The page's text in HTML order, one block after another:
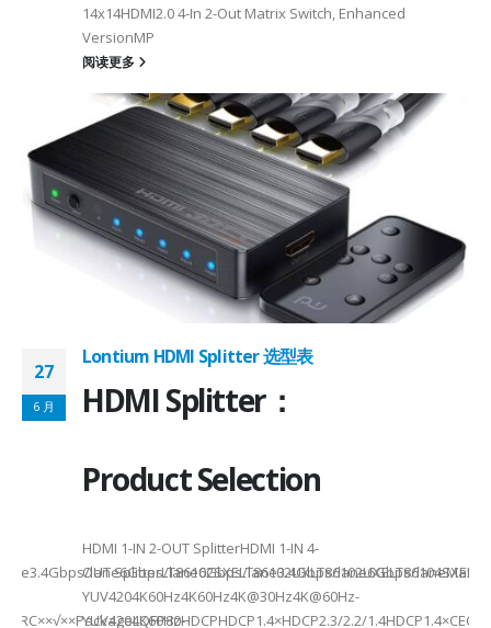
Cable30cm60cmUSB Cable3m4mPackageQFN12-
Rate3.4Gbps/lane6Gbps/lane6Gbps/lane3.4Gbps/lane6Gbps/laneMax
OTG 2.0 and BC 1.2USB 2.0, OTG 2.0 and BC 1.2Signal SupportHS,
14x14HDMI2.0 4-In 2-Out Matrix Switch, Enhanced
VersionMP
阅读更多
27
6 月
Lontium HDMI Splitter 选型表
HDMI Splitter：
Product Selection
HDMI 1-IN 2-OUT SplitterHDMI 1-IN 4-
OUT
YUV4204K60Hz4K60Hz4K@30Hz4K@60Hz-
YUV4204K60HzHDCPHDCP1.4×HDCP2.3/2.2/